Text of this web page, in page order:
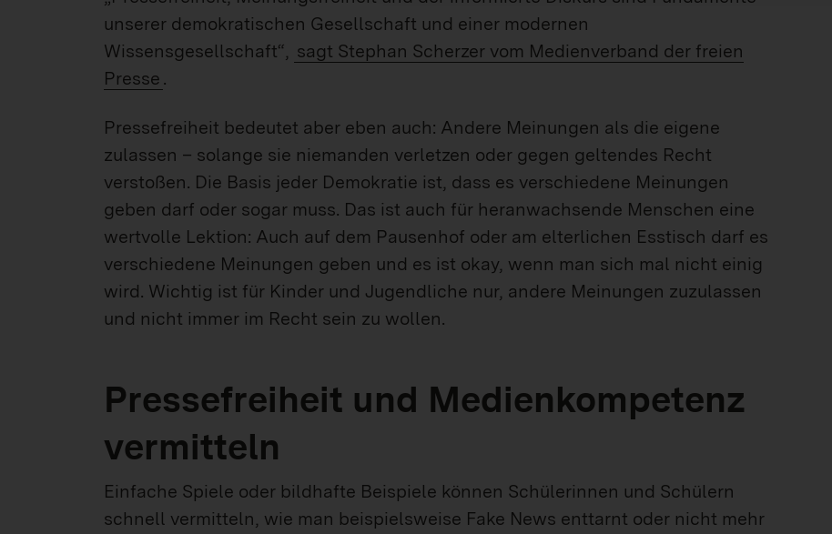
unserer demokratischen Gesellschaft und einer modernen
Wissensgesellschaft“, sagt Stephan Scherzer vom Medienverband der freien
Presse .
Pressefreiheit bedeutet aber eben auch: Andere Meinungen als die eigene
zulassen – solange sie niemanden verletzen oder gegen geltendes Recht
verstoßen. Die Basis jeder Demokratie ist, dass es verschiedene Meinungen
geben darf oder sogar muss. Das ist auch für heranwachsende Menschen eine
wertvolle Lektion: Auch auf dem Pausenhof oder am elterlichen Esstisch darf es
verschiedene Meinungen geben und es ist okay, wenn man sich mal nicht einig
wird. Wichtig ist für Kinder und Jugendliche nur, andere Meinungen zuzulassen
und nicht immer im Recht sein zu wollen.
Pressefreiheit und Medienkompetenz
vermitteln
Einfache Spiele oder bildhafte Beispiele können Schülerinnen und Schülern
schnell vermitteln, wie man beispielsweise Fake News enttarnt oder nicht mehr